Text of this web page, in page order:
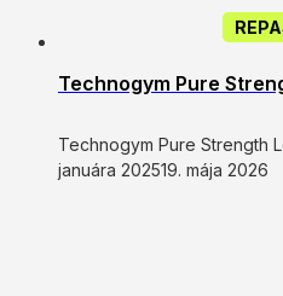
Technogym Pure
Technogym Pure Strength
januára 202519. mája 2026